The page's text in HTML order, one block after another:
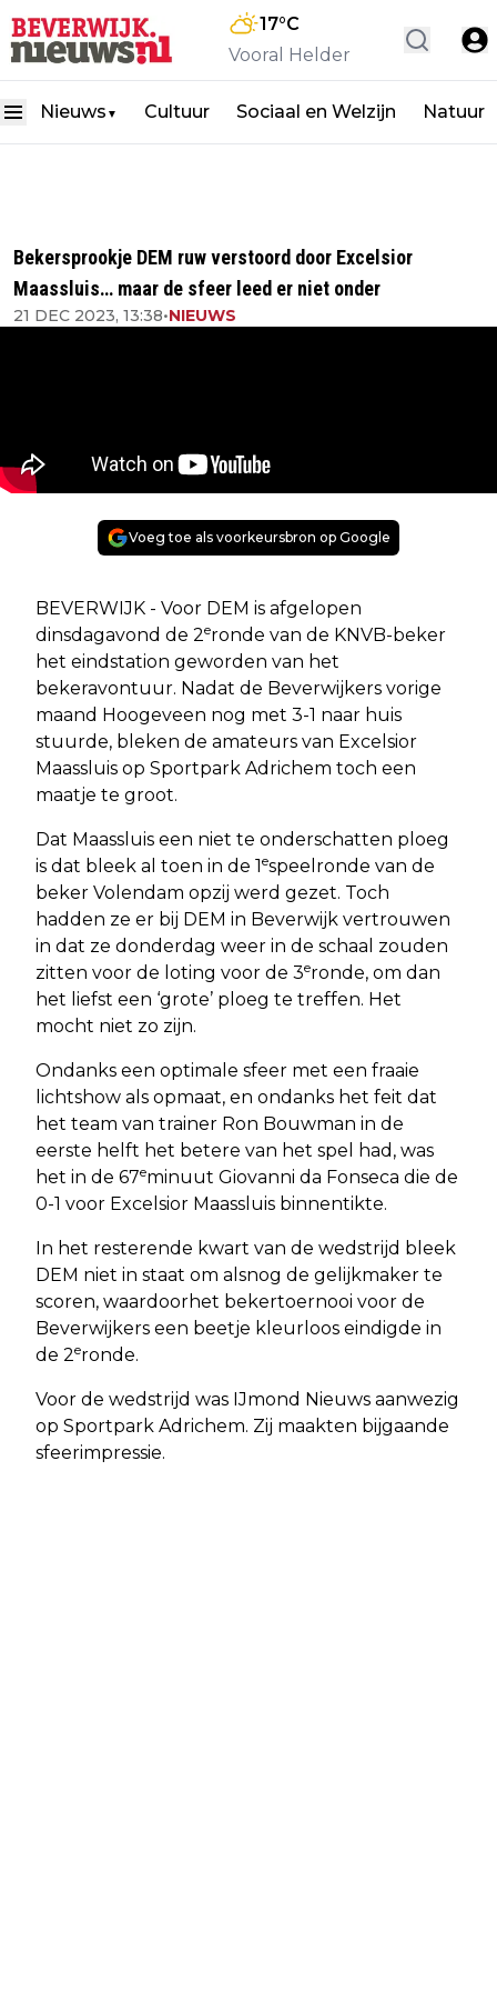
17°C
Vooral Helder
Nieuws ▼ Cultuur Sociaal en Welzijn Natuur
Bekersprookje DEM ruw verstoord door Excelsior
Maassluis… maar de sfeer leed er niet onder
21 DEC 2023, 13:38•NIEUWS
Voeg toe als voorkeursbron op Google
BEVERWIJK - Voor DEM is afgelopen
dinsdagavond de 2eronde van de KNVB-beker
het eindstation geworden van het
bekeravontuur. Nadat de Beverwijkers vorige
maand Hoogeveen nog met 3-1 naar huis
stuurde, bleken de amateurs van Excelsior
Maassluis op Sportpark Adrichem toch een
maatje te groot.
Dat Maassluis een niet te onderschatten ploeg
is dat bleek al toen in de 1espeelronde van de
beker Volendam opzij werd gezet. Toch
hadden ze er bij DEM in Beverwijk vertrouwen
in dat ze donderdag weer in de schaal zouden
zitten voor de loting voor de 3eronde, om dan
het liefst een ‘grote’ ploeg te treffen. Het
mocht niet zo zijn.
Ondanks een optimale sfeer met een fraaie
lichtshow als opmaat, en ondanks het feit dat
het team van trainer Ron Bouwman in de
eerste helft het betere van het spel had, was
het in de 67eminuut Giovanni da Fonseca die de
0-1 voor Excelsior Maassluis binnentikte.
In het resterende kwart van de wedstrijd bleek
DEM niet in staat om alsnog de gelijkmaker te
scoren, waardoorhet bekertoernooi voor de
Beverwijkers een beetje kleurloos eindigde in
de 2eronde.
Voor de wedstrijd was IJmond Nieuws aanwezig
op Sportpark Adrichem. Zij maakten bijgaande
sfeerimpressie.